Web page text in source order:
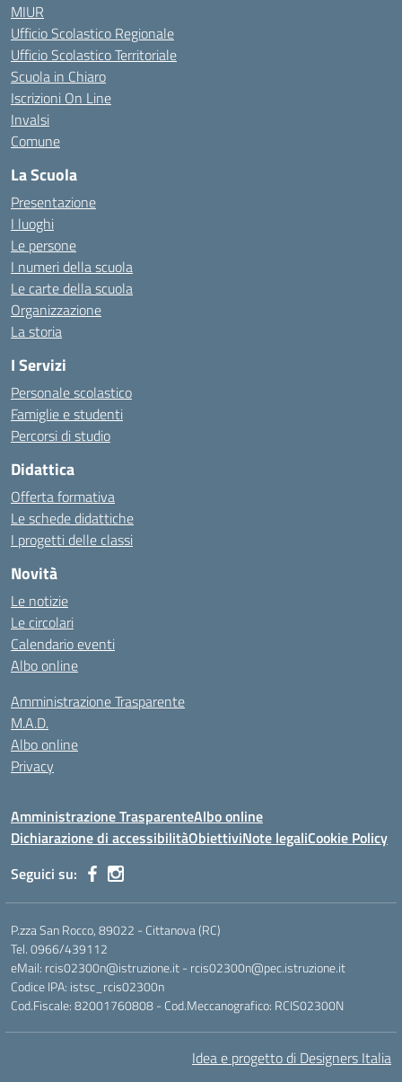
MIUR
Ufficio Scolastico Regionale
Ufficio Scolastico Territoriale
Scuola in Chiaro
Iscrizioni On Line
Invalsi
Comune
La Scuola
Presentazione
I luoghi
Le persone
I numeri della scuola
Le carte della scuola
Organizzazione
La storia
I Servizi
Personale scolastico
Famiglie e studenti
Percorsi di studio
Didattica
Offerta formativa
Le schede didattiche
I progetti delle classi
Novità
Le notizie
Le circolari
Calendario eventi
Albo online
Amministrazione Trasparente
M.A.D.
Albo online
Privacy
Amministrazione TrasparenteAlbo online
Dichiarazione di accessibilitàObiettiviNote legaliCookie Policy
Seguici su:
P.zza San Rocco, 89022 - Cittanova (RC)
Tel. 0966/439112
eMail: rcis02300n@istruzione.it - rcis02300n@pec.istruzione.it
Codice IPA: istsc_rcis02300n
Cod.Fiscale: 82001760808 - Cod.Meccanografico: RCIS02300N
Idea e progetto di Designers Italia